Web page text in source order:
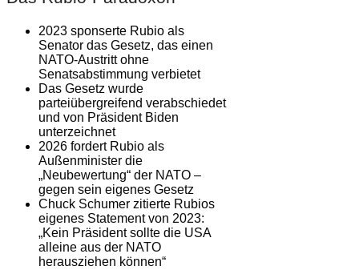
2023 sponserte Rubio als
Senator das Gesetz, das einen
NATO-Austritt ohne
Senatsabstimmung verbietet
Das Gesetz wurde
parteiübergreifend verabschiedet
und von Präsident Biden
unterzeichnet
2026 fordert Rubio als
Außenminister die
„Neubewertung“ der NATO –
gegen sein eigenes Gesetz
Chuck Schumer zitierte Rubios
eigenes Statement von 2023:
„Kein Präsident sollte die USA
alleine aus der NATO
herausziehen können“